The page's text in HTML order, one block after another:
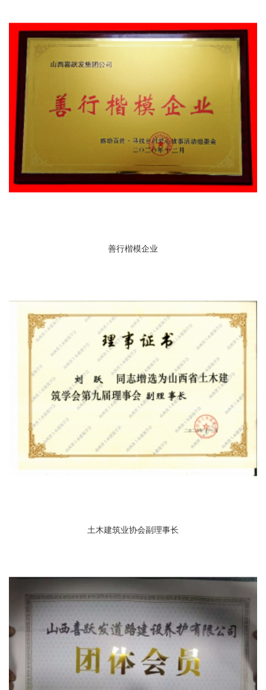
善行楷模企业
土木建筑业协会副理事长